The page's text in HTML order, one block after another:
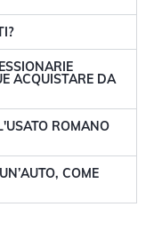
ACQUISTARE DA
ROMANO
COME